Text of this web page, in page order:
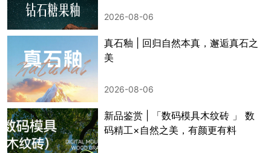
2026-08-06
真石釉 | 回归自然本真，邂逅真石之
美
2026-08-06
新品鉴赏 | 「数码模具木纹砖 」 数
码精工×自然之美，有颜更有料